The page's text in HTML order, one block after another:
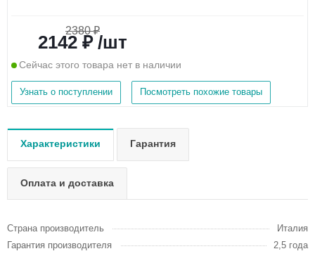
2380 ₽
2142 ₽ /шт
Сейчас этого товара нет в наличии
Узнать о поступлении Посмотреть похожие товары
Характеристики Гарантия
Оплата и доставка
Страна производитель
Италия
Гарантия производителя
2,5 года